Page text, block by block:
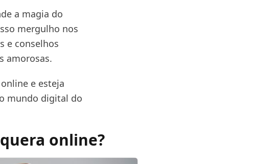
a magia do
mergulho nos
e conselhos
amorosas.
e esteja
mundo digital do
online?